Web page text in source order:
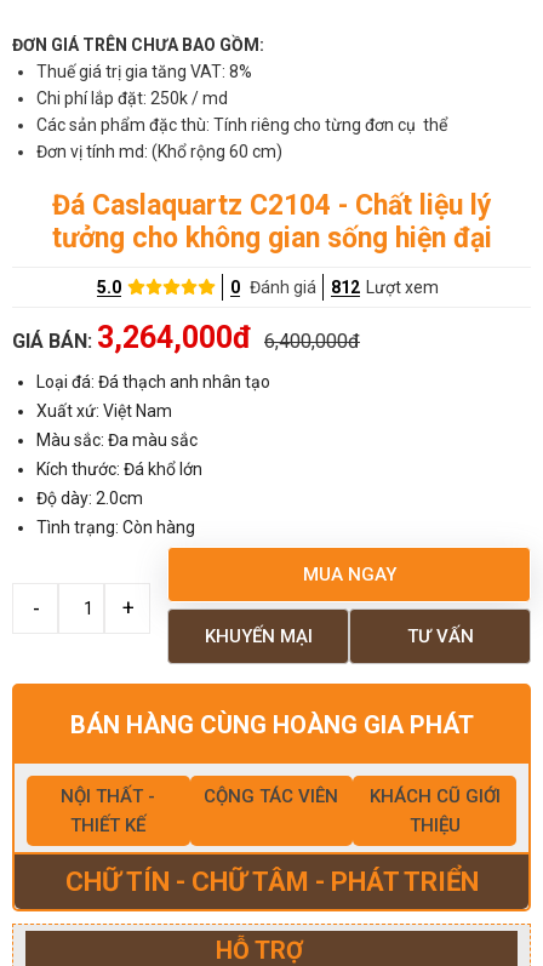
ĐƠN GIÁ TRÊN CHƯA BAO GỒM:
Thuế giá trị gia tăng VAT: 8%
Chi phí lắp đặt: 250k / md
Các sản phẩm đặc thù: Tính riêng cho từng đơn cụ thể
Đơn vị tính md: (Khổ rộng 60 cm)
Đá Caslaquartz C2104 - Chất liệu lý
tưởng cho không gian sống hiện đại
5.0 0 Đánh giá 812 Lượt xem
GIÁ BÁN: 3,264,000đ 6,400,000đ
Loại đá: Đá thạch anh nhân tạo
Xuất xứ: Việt Nam
Màu sắc: Đa màu sắc
Kích thước: Đá khổ lớn
Độ dày: 2.0cm
Tình trạng: Còn hàng
MUA NGAY
TƯ VẤN
KHUYẾN MẠI
BÁN HÀNG CÙNG HOÀNG GIA PHÁT
NỘI THẤT -
THIẾT KẾ
CỘNG TÁC VIÊN
KHÁCH CŨ GIỚI
THIỆU
CHỮ TÍN - CHỮ TÂM - PHÁT TRIỂN
HỖ TRỢ